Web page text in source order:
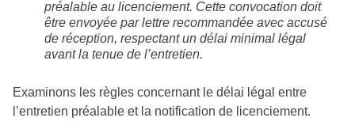
préalable au licenciement. Cette convocation doit
être envoyée par lettre recommandée avec accusé
de réception, respectant un délai minimal légal
avant la tenue de l’entretien.
Examinons les règles concernant le délai légal entre
l’entretien préalable et la notification de licenciement.